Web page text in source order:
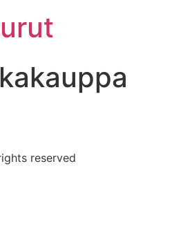
reserved